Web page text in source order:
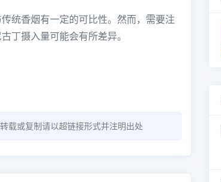
统香烟有一定的可比性。然而，需要注
丁摄入量可能会有所差异。
载或复制请以超链接形式并注明出处